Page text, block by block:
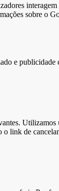
sobre o
e
Utilizamos
o link de